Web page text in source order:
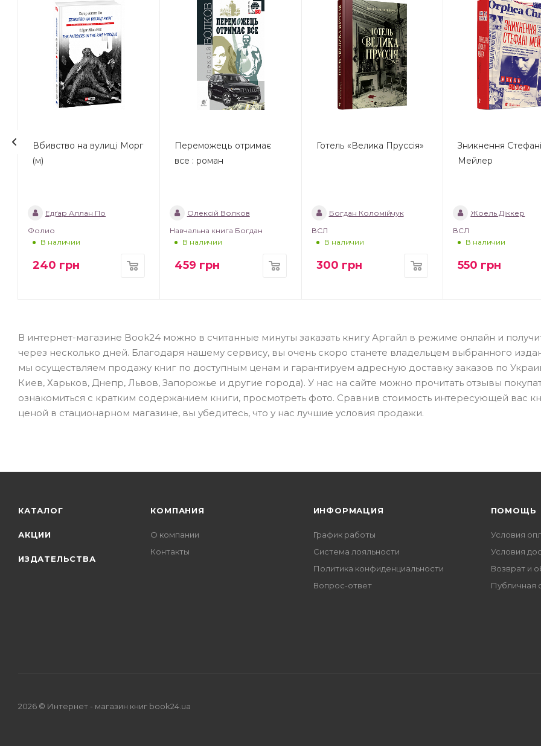
Вбивство на вулиці Морг
(м)
Едґар Аллан По
Фолио
В наличии
240 грн
Переможець отримає
все : роман
Олексій Волков
Навчальна книга Богдан
В наличии
459 грн
Готель «Велика Пруссія»
Богдан Коломійчук
ВСЛ
В наличии
300 грн
Зникнення Стефані
Мейлер
Жоель Діккер
ВСЛ
В наличии
550 грн
В интернет-магазине Book24 можно в считанные минуты заказать книгу Аргайл в режиме онлайн и
через несколько дней. Благодаря нашему сервису, вы очень скоро станете владельцем выбранного
мы осуществляем продажу книг по доступным ценам и гарантируем адресную доставку заказов по
Киев, Харьков, Днепр, Львов, Запорожье и другие города). У нас на сайте можно прочитать отзывы
ознакомиться с кратким содержанием книги, просмотреть фото. Сравнив стоимость интересующей вас
ценой в стационарном магазине, вы убедитесь, что у нас лучшие условия продажи.
КАТАЛОГ
АКЦИИ
ИЗДАТЕЛЬСТВА
КОМПАНИЯ
О компании
Контакты
ИНФОРМАЦИЯ
График работы
Система лояльности
Политика конфиденциальности
Вопрос-ответ
ПОМОЩЬ
Условия
Условия
Возврат и
Публичная
2026 © Интернет - магазин книг book24.ua